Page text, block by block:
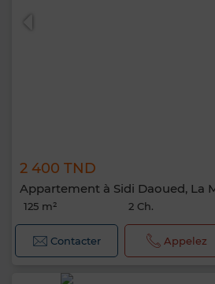
2 400 TND
Appartement à Sidi Daoued, La
125 m² 2 Ch.
Contacter Appelez